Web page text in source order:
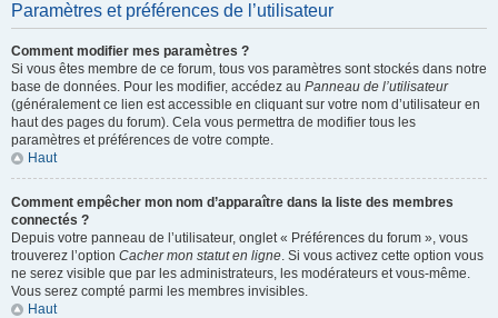
Paramètres et préférences de l’utilisateur
Comment modifier mes paramètres ?
Si vous êtes membre de ce forum, tous vos paramètres sont stockés dans notre
base de données. Pour les modifier, accédez au Panneau de l’utilisateur
(généralement ce lien est accessible en cliquant sur votre nom d’utilisateur en
haut des pages du forum). Cela vous permettra de modifier tous les
paramètres et préférences de votre compte.
Haut
Comment empêcher mon nom d’apparaître dans la liste des membres
connectés ?
Depuis votre panneau de l’utilisateur, onglet « Préférences du forum », vous
trouverez l’option Cacher mon statut en ligne. Si vous activez cette option vous
ne serez visible que par les administrateurs, les modérateurs et vous-même.
Vous serez compté parmi les membres invisibles.
Haut